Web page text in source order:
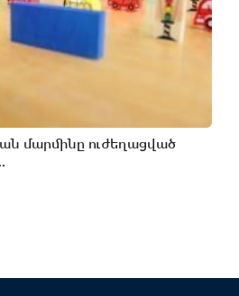
մարմինը ուժեղացված